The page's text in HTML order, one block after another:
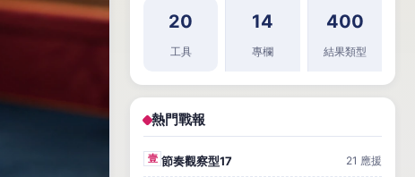
20
工具
14
專欄
400
結果類型
熱門戰報
壹 節奏觀察型17 21 應援